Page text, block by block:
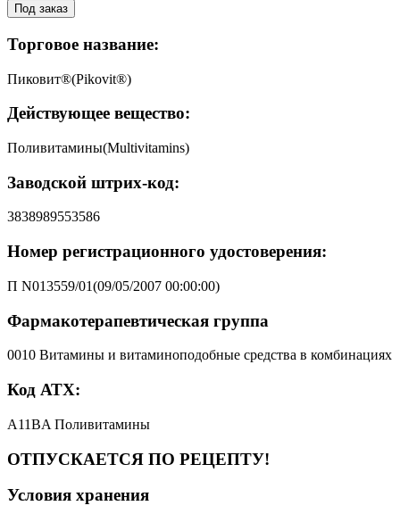
Под заказ
Торговое название:
Пиковит®(Pikovit®)
Действующее вещество:
Поливитамины(Multivitamins)
Заводской штрих-код:
3838989553586
Номер регистрационного удостоверения:
П N013559/01(09/05/2007 00:00:00)
Фармакотерапевтическая группа
0010 Витамины и витаминоподобные средства в комбинациях
Код АТХ:
A11BA Поливитамины
ОТПУСКАЕТСЯ ПО РЕЦЕПТУ!
Условия хранения